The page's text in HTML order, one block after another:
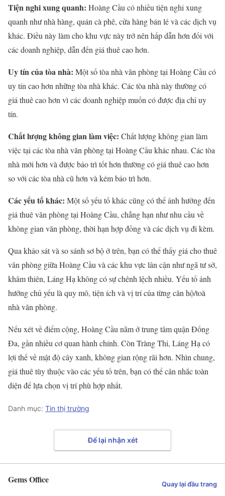
Tiện nghi xung quanh: Hoàng Cầu có nhiều tiện nghi xung
quanh như nhà hàng, quán cà phê, cửa hàng bán lẻ và các dịch vụ
khác. Điều này làm cho khu vực này trở nên hấp dẫn hơn đối với
các doanh nghiệp, dẫn đến giá thuê cao hơn.
Uy tín của tòa nhà: Một số tòa nhà văn phòng tại Hoàng Cầu có
uy tín cao hơn những tòa nhà khác. Các tòa nhà này thường có
giá thuê cao hơn vì các doanh nghiệp muốn có được địa chỉ uy
tín.
Chất lượng không gian làm việc: Chất lượng không gian làm
việc tại các tòa nhà văn phòng tại Hoàng Cầu khác nhau. Các tòa
nhà mới hơn và được bảo trì tốt hơn thường có giá thuê cao hơn
so với các tòa nhà cũ hơn và kém bảo trì hơn.
Các yếu tố khác: Một số yếu tố khác cũng có thể ảnh hưởng đến
giá thuê văn phòng tại Hoàng Cầu, chẳng hạn như nhu cầu về
không gian văn phòng, thời hạn hợp đồng và các dịch vụ đi kèm.
Qua khảo sát và so sánh sơ bộ ở trên, bạn có thể thấy giá cho thuê
văn phòng giữa Hoàng Cầu và các khu vực lân cận như ngã tư sở,
khâm thiên, Láng Hạ không có sự chênh lệch nhiều. Yếu tố ảnh
hưởng chủ yếu là quy mô, tiện ích và vị trí của từng căn hộ/toà
nhà văn phòng.
Nếu xét về điểm cộng, Hoàng Cầu nằm ở trung tâm quận Đống
Đa, gần nhiều cơ quan hành chính. Còn Tràng Thi, Láng Hạ có
lợi thế về mật độ cây xanh, không gian rộng rãi hơn. Nhìn chung,
giá thuê tùy thuộc vào các yếu tố trên, bạn có thể cân nhắc toàn
diện để lựa chọn vị trí phù hợp nhất.
Danh mục: Tin thị trường
Để lại nhận xét
Gems Office Quay lại đầu trang